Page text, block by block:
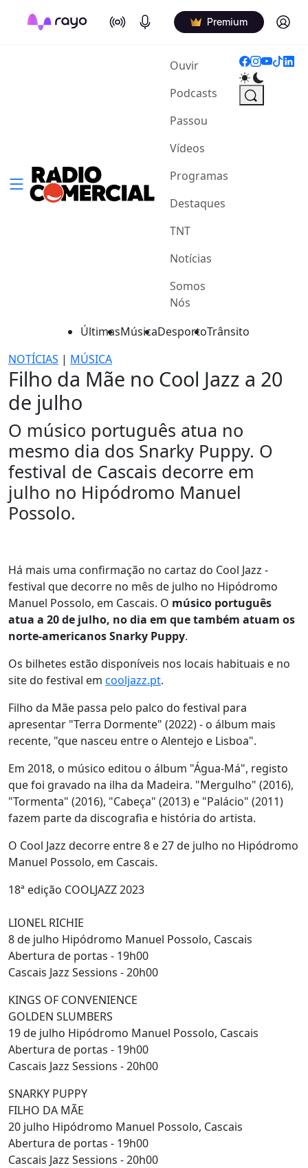
On Air Podcasts Premium Log in
Ouvir(current)
Podcasts
Passou
Vídeos
Programas
Destaques
TNT
Notícias
Somos
Nós
ÚltimasMúsicaDesportoTrânsito
NOTÍCIAS | MÚSICA
Filho da Mãe no Cool Jazz a 20
de julho
O músico português atua no
mesmo dia dos Snarky Puppy. O
festival de Cascais decorre em
julho no Hipódromo Manuel
Possolo.
Há mais uma confirmação no cartaz do Cool Jazz -
festival que decorre no mês de julho no Hipódromo
Manuel Possolo, em Cascais. O músico português
atua a 20 de julho, no dia em que também atuam os
norte-americanos Snarky Puppy.
Os bilhetes estão disponíveis nos locais habituais e no
site do festival em cooljazz.pt.
Filho da Mãe passa pelo palco do festival para
apresentar "Terra Dormente" (2022) - o álbum mais
recente, "que nasceu entre o Alentejo e Lisboa".
Em 2018, o músico editou o álbum "Água-Má", registo
que foi gravado na ilha da Madeira. "Mergulho" (2016),
"Tormenta" (2016), "Cabeça" (2013) e "Palácio" (2011)
fazem parte da discografia e história do artista.
O Cool Jazz decorre entre 8 e 27 de julho no Hipódromo
Manuel Possolo, em Cascais.
18ª edição COOLJAZZ 2023
LIONEL RICHIE
8 de julho Hipódromo Manuel Possolo, Cascais
Abertura de portas - 19h00
Cascais Jazz Sessions - 20h00
KINGS OF CONVENIENCE
GOLDEN SLUMBERS
19 de julho Hipódromo Manuel Possolo, Cascais
Abertura de portas - 19h00
Cascais Jazz Sessions - 20h00
SNARKY PUPPY
FILHO DA MÃE
20 julho Hipódromo Manuel Possolo, Cascais
Abertura de portas - 19h00
Cascais Jazz Sessions - 20h00